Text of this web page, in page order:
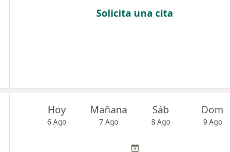
Solicita una cita
Hoy
6 Ago
Mañana
7 Ago
Sáb
8 Ago
Dom
9 Ago